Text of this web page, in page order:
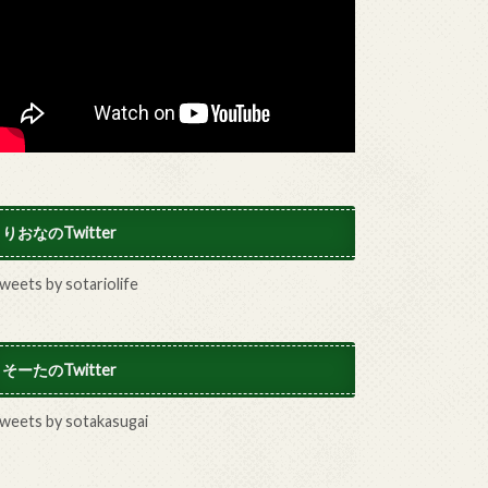
りおなのTwitter
by sotariolife
そーたのTwitter
by sotakasugai